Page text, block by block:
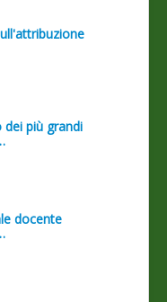
dei più grandi
docente